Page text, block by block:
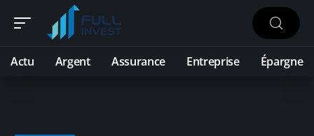
Actu Argent Assurance Entreprise Épargne